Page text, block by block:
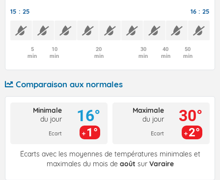
15 : 25 16 : 25
5
min
10
min
20
min
30
min
40
min
50
min
Comparaison aux normales
Minimale
du jour
Ecart
16°
1°
Maximale
du jour
Ecart
30°
2°
Écarts avec les moyennes de températures minimales et
maximales du mois de août sur Varaire